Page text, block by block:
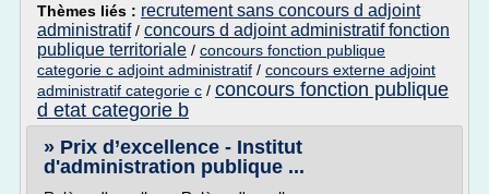
Thèmes liés : recrutement sans concours d adjoint
administratif/ concours d adjoint administratif fonction
publique territoriale / concours fonction publique
categorie c adjoint administratif / concours externe adjoint
administratif categorie c / concours fonction publique
d etat categorie b
» Prix d’excellence - Institut
d'administration publique ...